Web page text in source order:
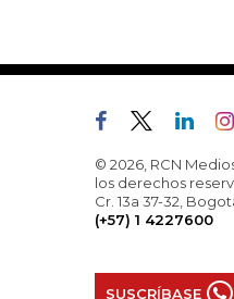
© 2026, RCN
los derechos
Cr. 13a 37-32,
(+57) 1 4227600
SUSCRÍBASE